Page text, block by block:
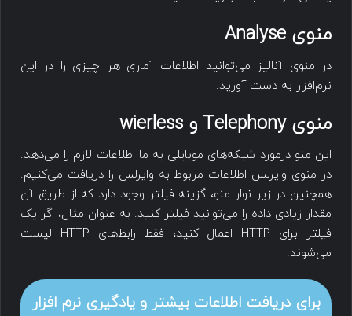
منوی Analyse
در منوی آنالیز می‌توانید اطلاعات آماری هر چیزی را در این
نرم‌افزار به دست آورید.
منوی Telephony و wierless
این منو درمورد شبکه‌های موبایلی به ما اطلاعات لازم را می‌دهد.
در منوی وایرلس اطلاعات مربوط به وایرلس را دریافت می‌کنیم.
همچنین در زیر نوار منو، گزینه فیلتر وجود دارد که از طریق آن
مقدار زیادی داده را می‌توانید فیلتر کنید. به عنوان مثال، اگر یک
فیلتر برای HTTP اعمال کنید، فقط رابط‌های HTTP لیست
می‌شوند.
برای دریافت اطلاعات بیشتر و یادگیری نرم افزار